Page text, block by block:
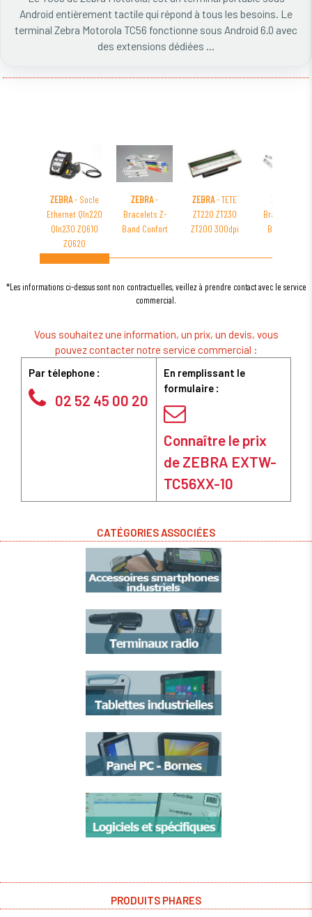
Android entièrement tactile qui répond à tous les besoins. Le
terminal Zebra Motorola TC56 fonctionne sous Android 6.0 avec
des extensions dédiées ...
ZEBRA- Socle
Ethernet Qln220
Qln230 ZQ610
ZQ620
ZEBRA-
Bracelets Z-
Band Confort
ZEBRA- TETE
ZT220 ZT230
ZT200 300dpi
ZEBRA
Bracelets Z-
Band Soft
*Les informations ci-dessus sont non contractuelles, veillez à prendre contact avec le service
commercial.
Vous souhaitez une information, un prix, un devis, vous
pouvez contacter notre service commercial :
Par télephone :
02 52 45 00 20
En remplissant le
formulaire :
Connaître le prix
de ZEBRA EXTW-
TC56XX-10
CATÉGORIES ASSOCIÉES
PRODUITS PHARES